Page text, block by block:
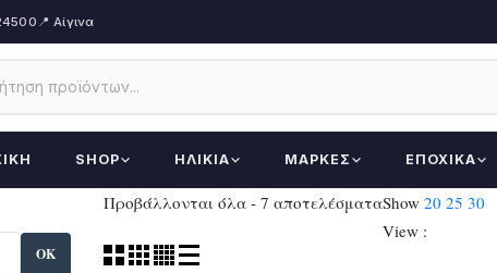
📍 Αίγινα
SHOP ΗΛΙΚΊΑ ΜΆΡΚΕΣ ΕΠΟΧΙΚΆ
Προβάλλονται όλα - 7 αποτελέσματαSorted
by
Show 20 25 30
View :
OK